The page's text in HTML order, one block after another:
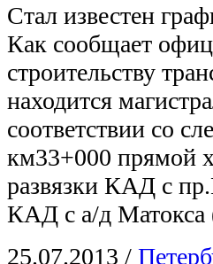
Стал известен
Как сообщает
строительству
находится
соответствии со
км33+000 прямой
развязки КАД с
КАД с а/д
25.07.2013 /